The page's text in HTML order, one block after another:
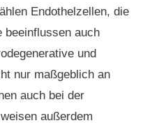
Endothelzellen, die
beeinflussen auch
und
nur maßgeblich an
auch bei der
außerdem